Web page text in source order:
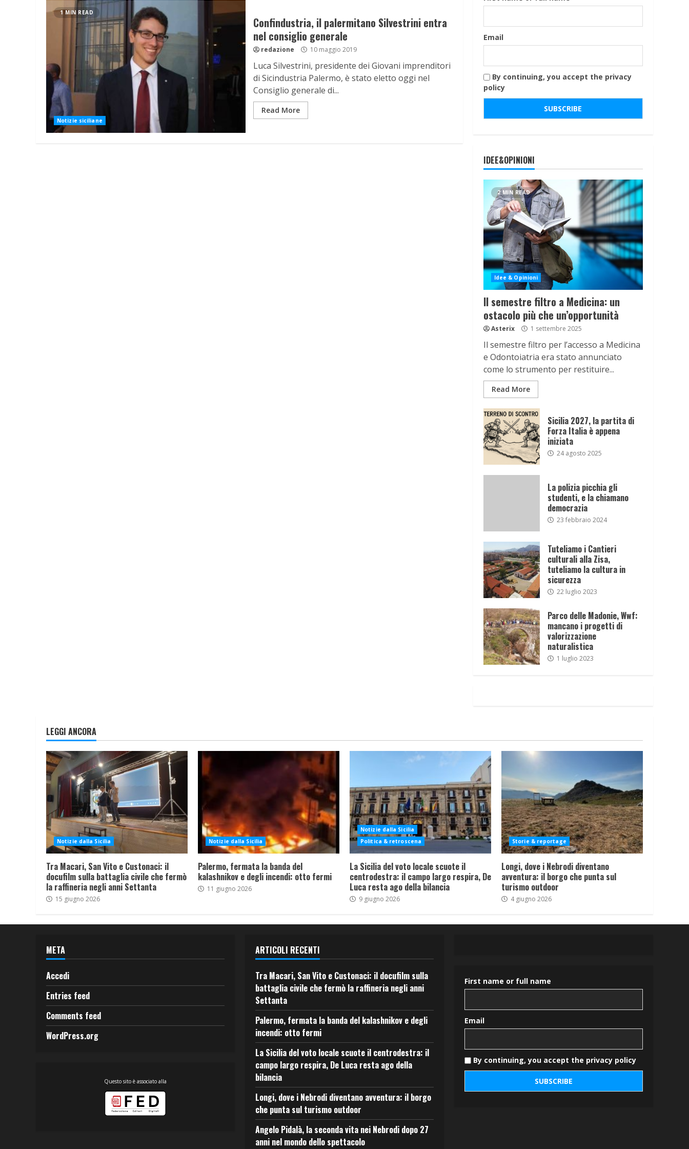
1 MIN READ
Notizie siciliane
Confindustria, il palermitano Silvestrini entra
nel consiglio generale
redazione 10 maggio 2019
Luca Silvestrini, presidente dei Giovani imprenditori
di Sicindustria Palermo, è stato eletto oggi nel
Consiglio generale di...
Read More
Email
By continuing, you accept the privacy
policy
IDEE&OPINIONI
2 MIN READ
Idee & Opinioni
Il semestre filtro a Medicina: un
ostacolo più che un’opportunità
Asterix 1 settembre 2025
Il semestre filtro per l’accesso a Medicina
e Odontoiatria era stato annunciato
come lo strumento per restituire...
Read More
Sicilia 2027, la partita di
Forza Italia è appena
iniziata
24 agosto 2025
La polizia picchia gli
studenti, e la chiamano
democrazia
23 febbraio 2024
Tuteliamo i Cantieri
culturali alla Zisa,
tuteliamo la cultura in
sicurezza
22 luglio 2023
Parco delle Madonie, Wwf:
mancano i progetti di
valorizzazione
naturalistica
1 luglio 2023
LEGGI ANCORA
Notizie dalla Sicilia
Tra Macari, San Vito e Custonaci: il
docufilm sulla battaglia civile che fermò
la raffineria negli anni Settanta
15 giugno 2026
Notizie dalla Sicilia
Palermo, fermata la banda del
kalashnikov e degli incendi: otto fermi
11 giugno 2026
Notizie dalla Sicilia
Politica & retroscena
La Sicilia del voto locale scuote il
centrodestra: il campo largo respira, De
Luca resta ago della bilancia
9 giugno 2026
Storie & reportage
Longi, dove i Nebrodi diventano
avventura: il borgo che punta sul
turismo outdoor
4 giugno 2026
META
Accedi
Entries feed
Comments feed
WordPress.org
Questo sito è associato alla
ARTICOLI RECENTI
Tra Macari, San Vito e Custonaci: il docufilm sulla
battaglia civile che fermò la raffineria negli anni
Settanta
Palermo, fermata la banda del kalashnikov e degli
incendi: otto fermi
La Sicilia del voto locale scuote il centrodestra: il
campo largo respira, De Luca resta ago della
bilancia
Longi, dove i Nebrodi diventano avventura: il borgo
che punta sul turismo outdoor
Angelo Pidalà, la seconda vita nei Nebrodi dopo 27
anni nel mondo dello spettacolo
First name or full name
Email
By continuing, you accept the privacy policy